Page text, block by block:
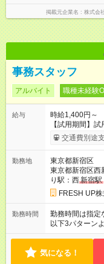
掲載元企業名 株式会
事務スタッフ
アルバイト 職種未経験
給与
時給1,400円～
【試用期間】
給与は本採用時
交通費別途
勤務地
東京都新宿区
東京都新宿区
り駅：西新宿駅
FRESH UP
勤務時間
勤務時間は指定
以下3パターンより
務 9:00～18:00／実働8時間 ■時短
フルタイム等変則的に働く
気になる！